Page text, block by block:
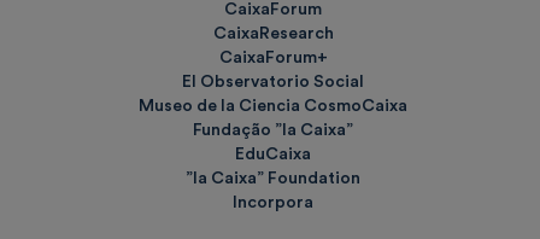
CaixaForum
CaixaResearch
CaixaForum+
El Observatorio Social
Museo de la Ciencia CosmoCaixa
Fundação ”la Caixa”
EduCaixa
”la Caixa” Foundation
Incorpora